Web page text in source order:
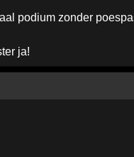
podium zonder
ja!